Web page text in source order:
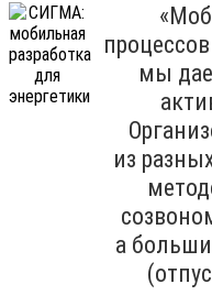
мы
из
а